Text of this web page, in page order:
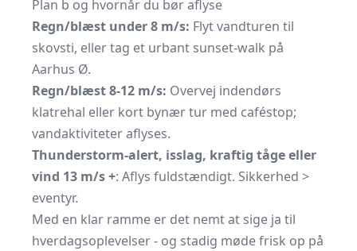
Plan b og hvornår du bør aflyse
Regn/blæst under 8 m/s: Flyt vandturen til
skovsti, eller tag et urbant sunset-walk på
Aarhus Ø.
Regn/blæst 8-12 m/s: Overvej indendørs
klatrehal eller kort bynær tur med caféstop;
vandaktiviteter aflyses.
Thunderstorm-alert, isslag, kraftig tåge eller
vind 13 m/s +: Aflys fuldstændigt. Sikkerhed >
eventyr.
Med en klar ramme er det nemt at sige ja til
hverdagsoplevelser - og stadig møde frisk op på